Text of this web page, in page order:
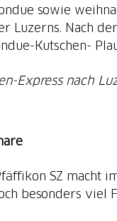
sowie
Luzerns. Nach
Kutschen-
Express nach
SZ macht
besonders viel